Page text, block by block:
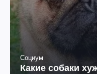
Социум
Какие собаки